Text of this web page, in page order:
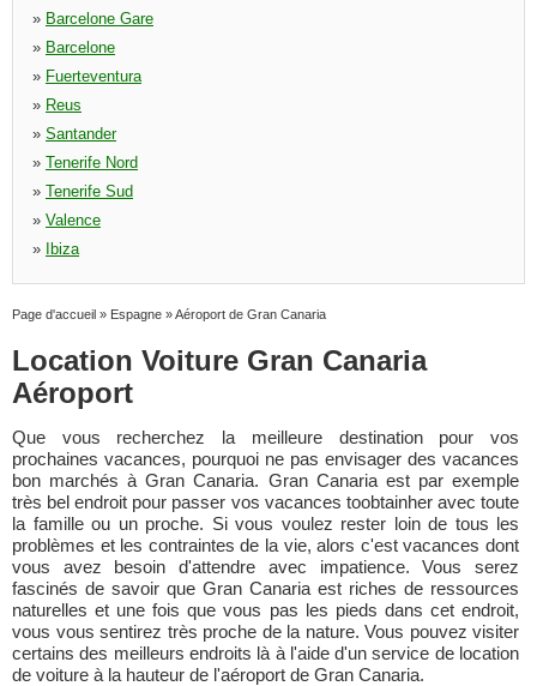
» Barcelone Gare
» Barcelone
» Fuerteventura
» Reus
» Santander
» Tenerife Nord
» Tenerife Sud
» Valence
»
Ibiza
Page d'accueil » Espagne »Aéroport de Gran Canaria
Location Voiture Gran Canaria
Aéroport
Que vous recherchez la meilleure destination pour vos
prochaines vacances, pourquoi ne pas envisager des vacances
bon marchés à Gran Canaria. Gran Canaria est par exemple
très bel endroit pour passer vos vacances toobtainher avec toute
la famille ou un proche. Si vous voulez rester loin de tous les
problèmes et les contraintes de la vie, alors c'est vacances dont
vous avez besoin d'attendre avec impatience. Vous serez
fascinés de savoir que Gran Canaria est riches de ressources
naturelles et une fois que vous pas les pieds dans cet endroit,
vous vous sentirez très proche de la nature. Vous pouvez visiter
certains des meilleurs endroits là à l'aide d'un service de location
de voiture à la hauteur de l'aéroport de Gran Canaria.